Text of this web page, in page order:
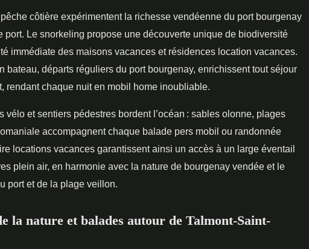
côtière expérimentent la richesse vendéenne du port bourgenay
port. Le snorkeling propose une découverte unique de biodiversité
immédiate des maisons vacances et résidences location vacances.
bateau, départs réguliers du port bourgenay, enrichissent tout séjour
rendant chaque nuit en mobil home inoubliable.
vélo et sentiers pédestres bordent l’océan : sables olonne, plages
accompagnent chaque balade pers mobil ou randonnée
locations vacances garantissent ainsi un accès à un large éventail
plein air, en harmonie avec la nature de bourgenay vendée et le
port et de la plage veillon.
la nature et balades autour de Talmont-Saint-